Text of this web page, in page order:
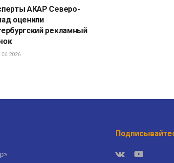
АКАР Северо-
оценили
рекламный